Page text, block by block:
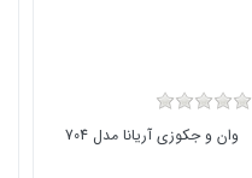
وان و جکوزی آریانا مدل 704